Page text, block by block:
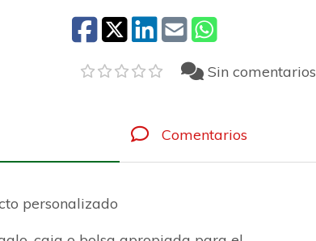
Sin comentarios
Comentarios
personalizado